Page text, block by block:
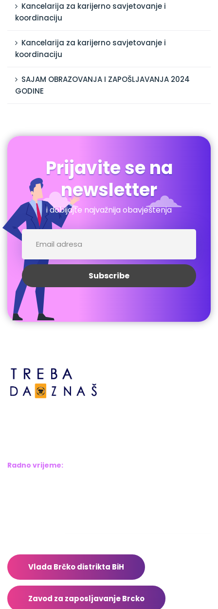
Kancelarija za karijerno savjetovanje i
koordinaciju
Kancelarija za karijerno savjetovanje i
koordinaciju
SAJAM OBRAZOVANJA I ZAPOŠLJAVANJA 2024
GODINE
Prijavite se na
newsletter
i dobijajte najvažnija obavještenja
Radno vrijeme:
Vlada Brčko distrikta BiH
Zavod za zaposljavanje Brcko